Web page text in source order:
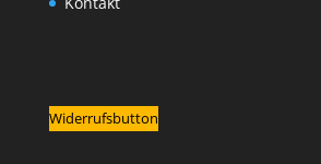
Widerrufsbutton